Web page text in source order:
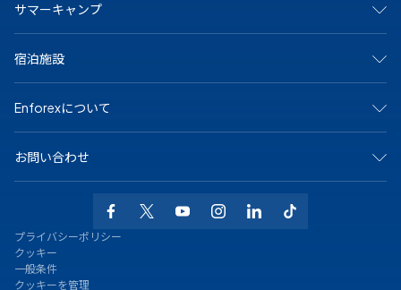
カディス
マルベーリャ
テネリフェ
メキシコで
プラヤ・デル・カルメン
サマーキャンプ
オンラインコース
スペイン語の認定資格
サマーキャンプ
バルセロナビーチキャンプ
マルベーラ中心キャンプ
サラマンカキャンプ
宿泊施設
学生寮
Enforexについて
なぜEnforexか
ブログ
スペイン語レベルテスト
お問い合わせ
WhatsAppでお問い合わせください
info@enforex.com
Calle Gustavo Fernández Balbuena 11
28002 マドリード, スペイン
プライバシーポリシー
クッキー
一般条件
クッキーを管理